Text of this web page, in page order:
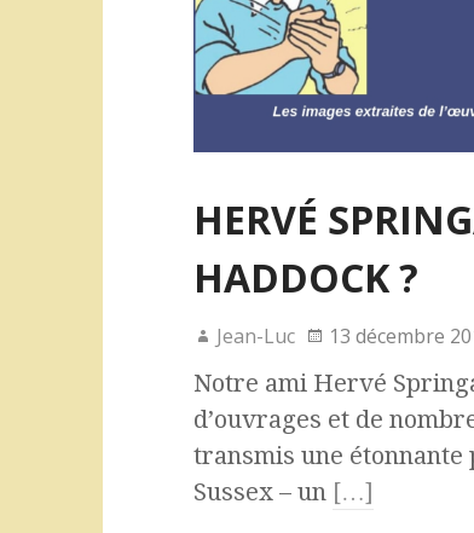
HERVÉ
HADDOCK ?
Jean-Luc 13 décembre
Notre ami Hervé
d’ouvrages et de
transmis une étonnante
Sussex – un […]